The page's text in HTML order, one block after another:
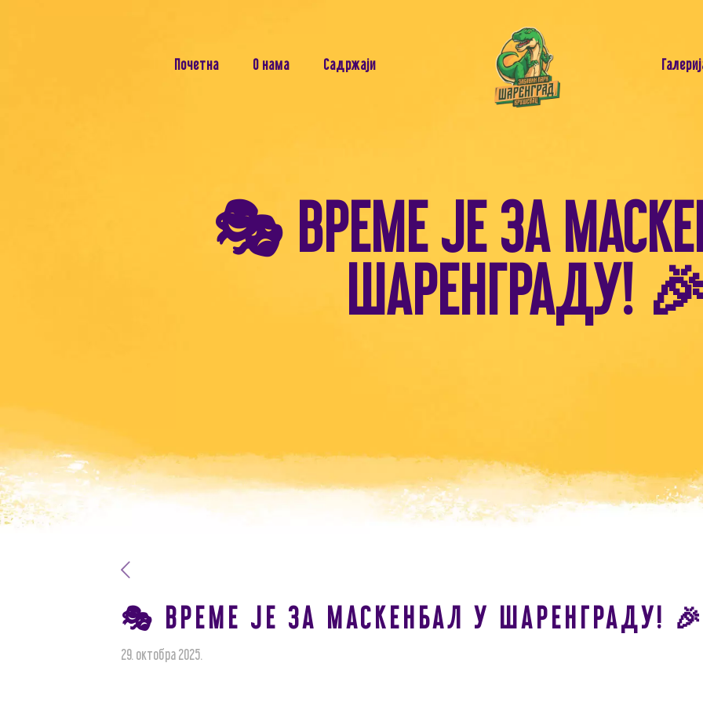
Почетна О нама Садржаји
🎭 ВРЕМЕ ЈЕ ЗА
ШАРЕНГРАДУ!
🎭 ВРЕМЕ ЈЕ ЗА МАСКЕНБАЛ У ШАРЕНГРАДУ!
29. октобра 2025.